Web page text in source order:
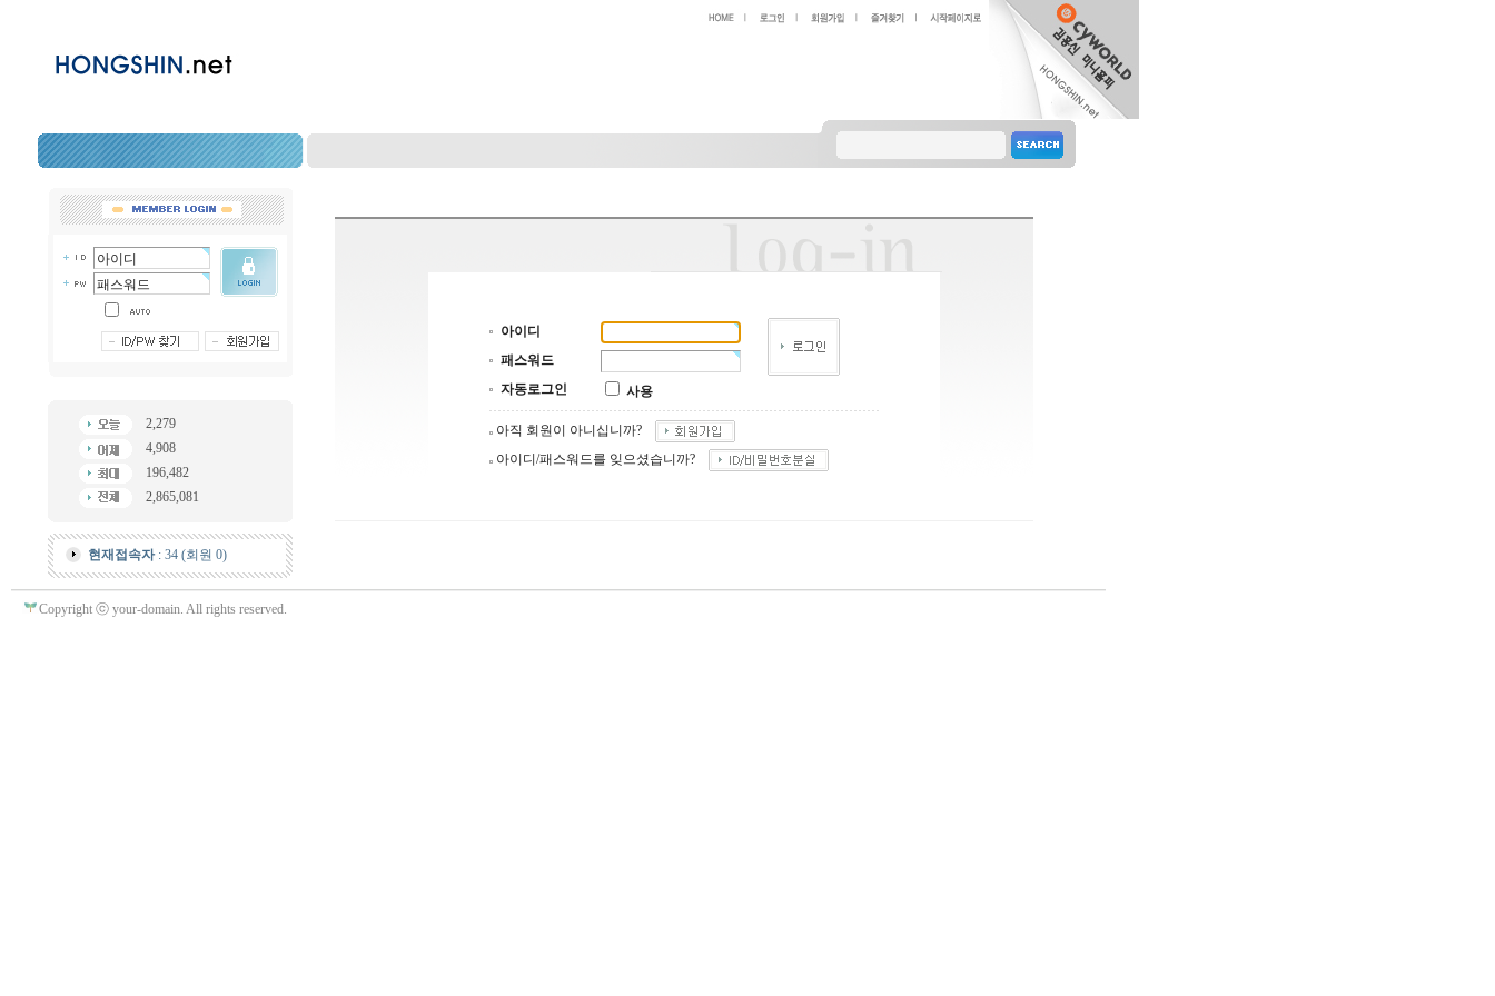
2,279
4,908
196,482
2,865,081
현재접속자: 34 (회원 0)
아이디
패스워드
자동로그인
사용
아직 회원이 아니십니까?
아이디/패스워드를 잊으셨습니까?
Copyright ⓒ your-domain. All rights reserved.